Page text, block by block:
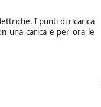
I punti di ricarica
una carica e per ora le